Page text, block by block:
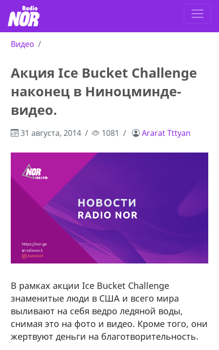
Видео
Акция Ice Bucket Challenge
наконец в Ниноцминде-
видео.
31 августа, 2014 1081 Ararat Tttyan
В рамках акции Ice Bucket Challenge
знаменитые люди в США и всего мира
выливают на себя ведро ледяной воды,
снимая это на фото и видео. Кроме того, они
жертвуют деньги на благотворительность.